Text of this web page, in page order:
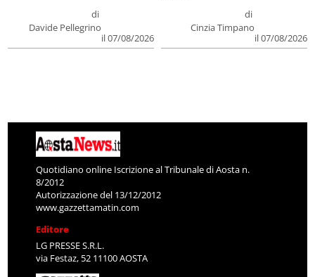
di
Davide Pellegrino
il 07/08/2026
di
Cinzia Timpano
il 07/08/2026
Quotidiano online Iscrizione al Tribunale di Aosta n.
8/2012
Autorizzazione del 13/12/2012
www.gazzettamatin.com
Editore
LG PRESSE S.R.L.
via Festaz, 52 11100 AOSTA